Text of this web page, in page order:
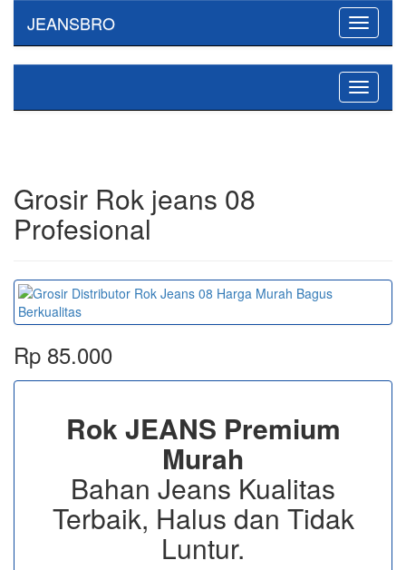
Toggle
JEANSBRO
Toggle
Grosir Rok jeans 08
Profesional
Rp 85.000
Rok JEANS Premium
Murah
Bahan Jeans Kualitas
Terbaik, Halus dan Tidak
Luntur.